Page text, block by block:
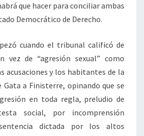
que hacer para conciliar ambas
Democrático de Derecho.
cuando el tribunal calificó de
vez de “agresión sexual” como
acusaciones y los habitantes de la
a Finisterre, opinando que se
en toda regla, preludio de
social, por incomprensión
dictada por los altos